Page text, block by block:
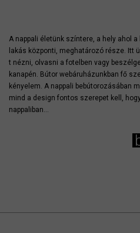
A nappali életünk színtere, a hely ahol
lakás központi, meghatározó része. Itt
t nézni, olvasni a fotelben vagy
kanapén. Bútor webáruházunkban fő
kényelem. A nappali bebútorozásában
mind a design fontos szerepet kell,
nappaliban...